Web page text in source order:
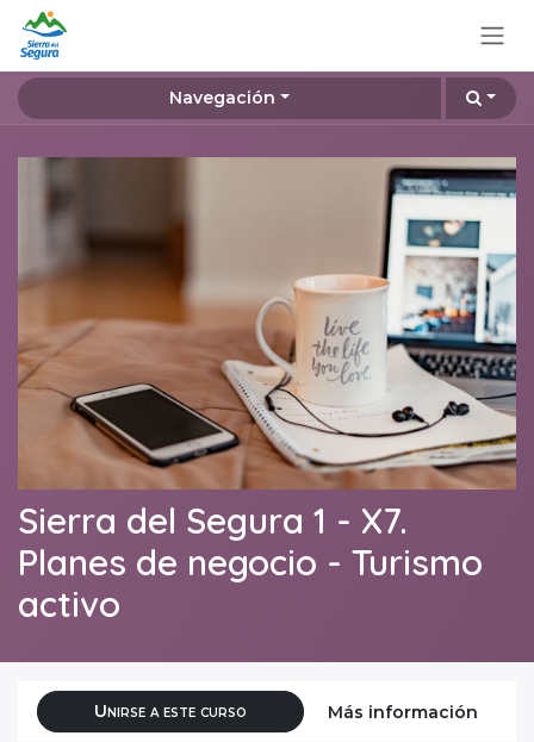
Ir al contenido
Navegación
Sierra del Segura 1 - X7.
Planes de negocio - Turismo
activo
Unirse a este curso Más información